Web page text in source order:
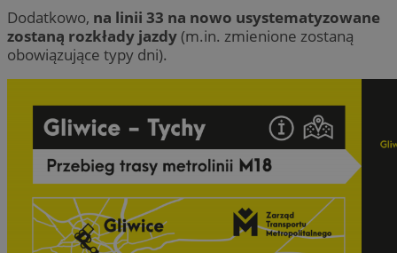
Dodatkowo, na linii 33 na nowo usystematyzowane
zostaną rozkłady jazdy(m.in. zmienione zostaną
obowiązujące typy dni).